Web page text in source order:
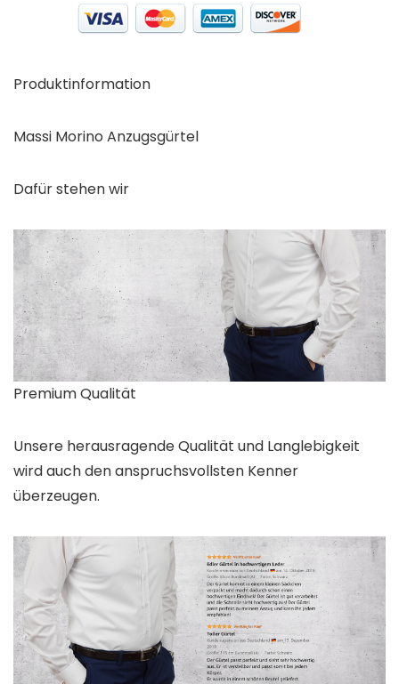
Produktinformation
Massi Morino Anzugsgürtel
Dafür stehen wir
Premium Qualität
Unsere herausragende Qualität und Langlebigkeit
wird auch den anspruchsvollsten Kenner
überzeugen.